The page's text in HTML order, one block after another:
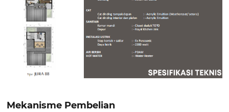
Mekanisme Pembelian